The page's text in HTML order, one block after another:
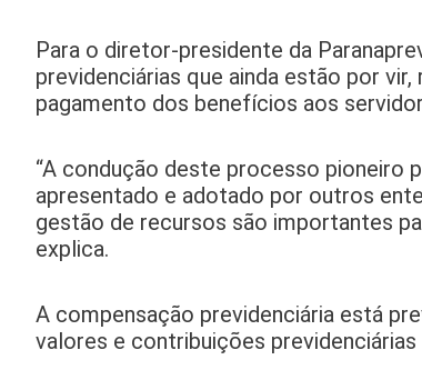
Para o diretor-presidente da
previdenciárias que ainda estão por
pagamento dos benefícios aos
“A condução deste processo pioneiro
apresentado e adotado por outros
gestão de recursos são importantes
explica.
A compensação previdenciária está
valores e contribuições